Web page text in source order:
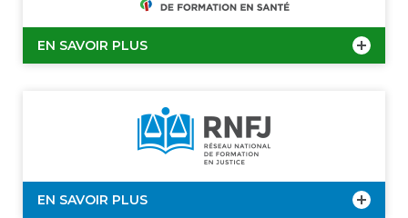
EN SAVOIR PLUS
EN SAVOIR PLUS